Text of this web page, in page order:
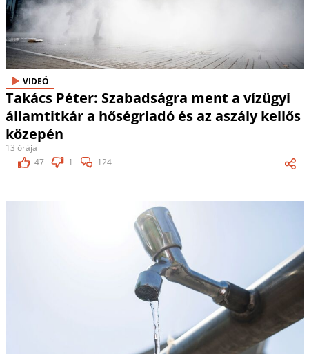
VIDEÓ
Takács Péter: Szabadságra ment a vízügyi
államtitkár a hőségriadó és az aszály kellős
közepén
13 órája
47
1 124